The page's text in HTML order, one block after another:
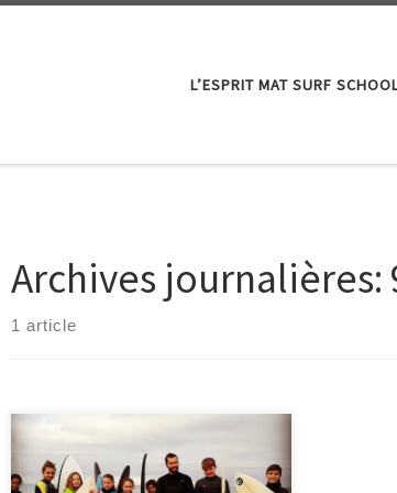
L’ESPRIT MAT SURF
Archives journalières:
1 article
Super résultats pour mon groupe
compétition qui représentait le
SCWAL au championnat